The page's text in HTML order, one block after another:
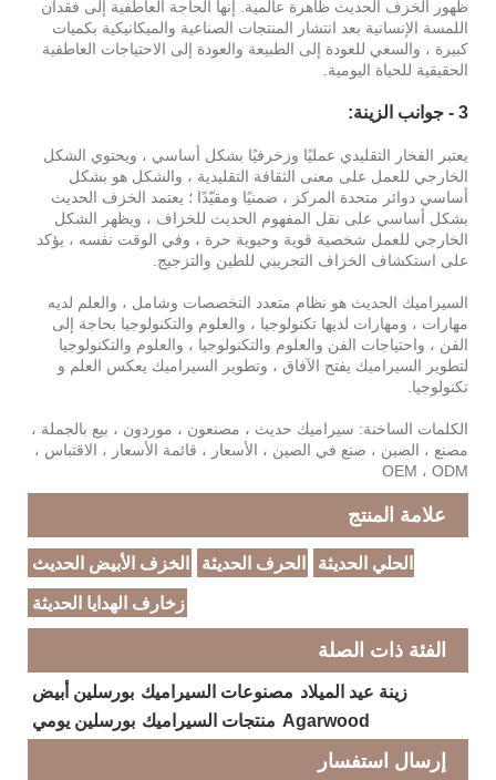
ظهور الخزف الحديث ظاهرة عالمية. إنها الحاجة العاطفية إلى فقدان
اللمسة الإنسانية بعد انتشار المنتجات الصناعية والميكانيكية بكميات
كبيرة ، والسعي للعودة إلى الطبيعة والعودة إلى الاحتياجات العاطفية
الحقيقية للحياة اليومية.
3 - جوانب الزينة:
يعتبر الفخار التقليدي عمليًا وزخرفيًا بشكل أساسي ، ويحتوي الشكل
الخارجي للعمل على معنى الثقافة التقليدية ، والشكل هو بشكل
أساسي دوائر متحدة المركز ، ضمنيًا ومقيّدًا ؛ يعتمد الخزف الحديث
بشكل أساسي على نقل المفهوم الحديث للخزاف ، ويظهر الشكل
الخارجي للعمل شخصية قوية وحيوية حرة ، وفي الوقت نفسه ، يؤكد
على استكشاف الخزاف التجريبي للطين والتزجيج.
السيراميك الحديث هو نظام متعدد التخصصات وشامل ، والعلم لديه
مهارات ، ومهارات لديها تكنولوجيا ، والعلوم والتكنولوجيا بحاجة إلى
الفن ، واحتياجات الفن والعلوم والتكنولوجيا ، والعلوم والتكنولوجيا
لتطوير السيراميك يفتح الآفاق ، وتطوير السيراميك يعكس العلم و
تكنولوجيا.
الكلمات الساخنة: سيراميك حديث ، مصنعون ، موردون ، بيع بالجملة ،
مصنع ، الصين ، صنع في الصين ، الأسعار ، قائمة الأسعار ، الاقتباس ،
OEM ، ODM
علامة المنتج
الخزف الأبيض الحديث الحرف الحديثة الحلي الحديثة
زخارف الهدايا الحديثة
الفئة ذات الصلة
بورسلين أبيض مصنوعات السيراميك زينة عيد الميلاد
بورسلين يومي منتجات السيراميك Agarwood
إرسال استفسار